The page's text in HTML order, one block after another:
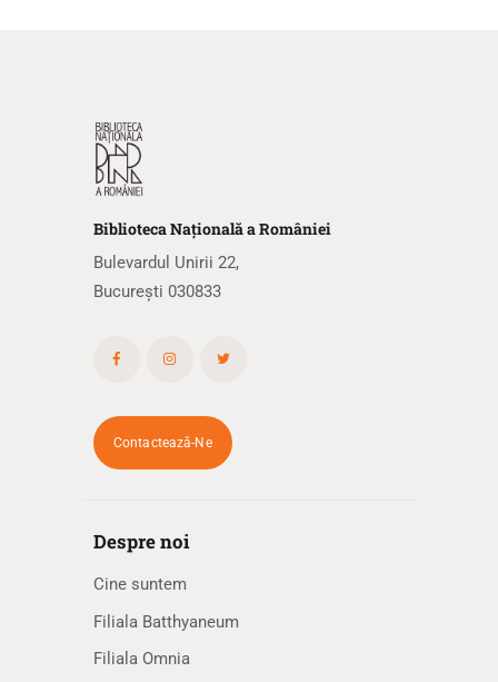
BibliotecaNaționalăa României
Bulevardul Unirii 22,
București 030833
Contactează-Ne
Despre noi
Cine suntem
Filiala Batthyaneum
Filiala Omnia